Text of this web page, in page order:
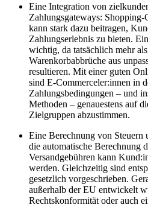
Eine Integration von
Zahlungsgateways:
kann stark dazu beitragen,
Zahlungserlebnis zu bieten.
wichtig, da tatsächlich mehr
Warenkorbabbrüche aus
resultieren. Mit einer guten
sind E-Commerceler:innen in
Zahlungsbedingungen – und
Methoden – genauestens auf
Zielgruppen abzustimmen.
Eine Berechnung von Steuern
die automatische Berechnung
Versandgebühren kann
werden. Gleichzeitig sind
gesetzlich vorgeschrieben.
außerhalb der EU entwickelt
Rechtskonformität oder auch